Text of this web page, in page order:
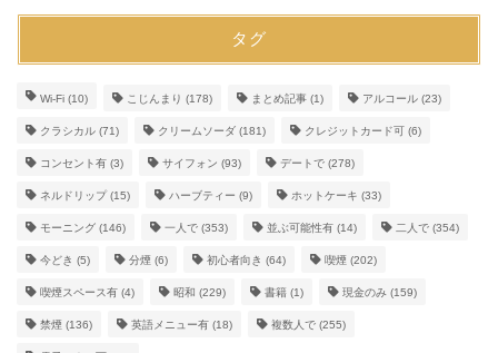
タグ
Wi-Fi (10) こじんまり (178) まとめ記事 (1) アルコール (23)
クラシカル (71) クリームソーダ (181) クレジットカード可 (6)
コンセント有 (3) サイフォン (93) デートで (278)
ネルドリップ(15) ハーブティー (9) ホットケーキ (33)
モーニング (146) 一人で (353) 並ぶ可能性有 (14) 二人で (354)
今どき (5) 分煙 (6) 初心者向き (64) 喫煙 (202)
喫煙スペース有 (4) 昭和 (229) 書籍 (1) 現金のみ (159)
禁煙 (136) 英語メニュー有 (18) 複数人で (255)